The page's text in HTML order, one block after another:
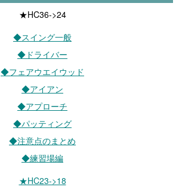
★HC36->24
◆スイング一般
◆ドライバー
◆フェアウエイウッド
◆アイアン
◆アプローチ
◆パッティング
◆注意点のまとめ
◆練習場編
★HC23->18